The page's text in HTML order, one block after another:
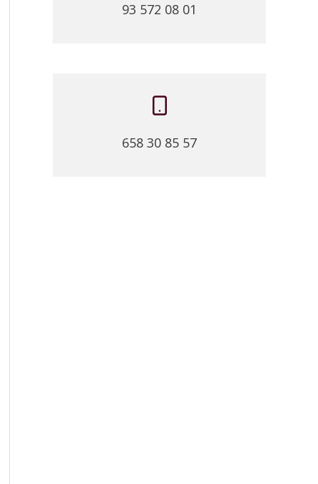
93 572 08 01
658 30 85 57